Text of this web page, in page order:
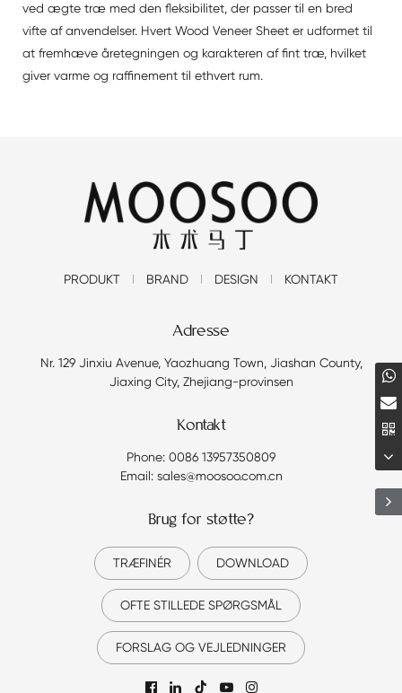
ved ægte træ med den fleksibilitet, der passer til en bred
vifte af anvendelser. Hvert Wood Veneer Sheet er udformet til
at fremhæve åretegningen og karakteren af fint træ, hvilket
giver varme og raffinement til ethvert rum.
PRODUKT BRAND DESIGN KONTAKT
Adresse
Nr. 129 Jinxiu Avenue, Yaozhuang Town, Jiashan County,
Jiaxing City, Zhejiang-provinsen
Kontakt
Phone: 0086 13957350809
Email: sales@moosoo.com.cn
Brug for støtte?
TRÆFINÉR DOWNLOAD
OFTE STILLEDE SPØRGSMÅL
FORSLAG OG VEJLEDNINGER
